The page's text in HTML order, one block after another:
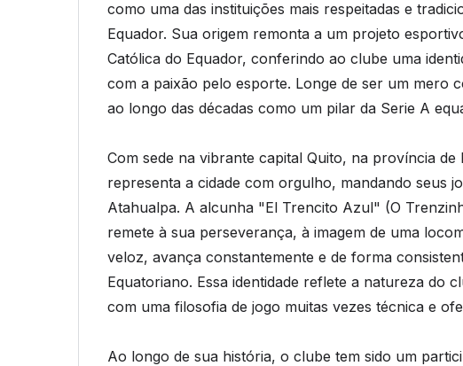
como uma das instituições mais respeitadas e
Equador. Sua origem remonta a um projeto
Católica do Equador, conferindo ao clube uma
com a paixão pelo esporte. Longe de ser um mero
ao longo das décadas como um pilar da Serie A
Com sede na vibrante capital Quito, na província
representa a cidade com orgulho, mandando seus
Atahualpa. A alcunha "El Trencito Azul" (O
remete à sua perseverança, à imagem de uma
veloz, avança constantemente e de forma
Equatoriano. Essa identidade reflete a natureza do
com uma filosofia de jogo muitas vezes técnica e
Ao longo de sua história, o clube tem sido um